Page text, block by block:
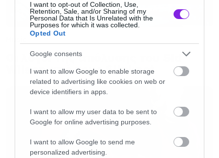
I want to opt-out of Collection, Use,
Retention, Sale, and/or Sharing of my
Personal Data that Is Unrelated with the
Purposes for which it was collected.
Opted Out
Google consents
I want to allow Google to enable storage
related to advertising like cookies on web or
device identifiers in apps.
I want to allow my user data to be sent to
Google for online advertising purposes.
I want to allow Google to send me
personalized advertising.
Οι λόγοι της απόλυσης του Sid
Wilson από τους Slipknot